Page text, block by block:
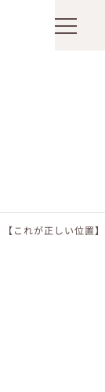
メニュ
【これが正しい位置】